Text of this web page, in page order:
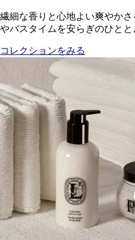
繊細な香りと心地よい爽やか
やバスタイムを安らぎのひとと
コレクションをみる